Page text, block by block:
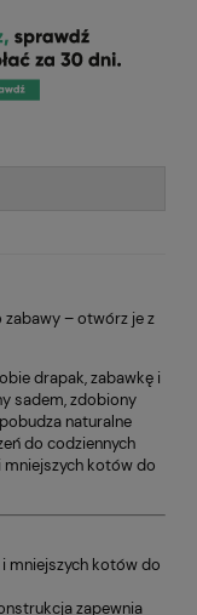
zabawy – otwórz je z
drapak, zabawkę i
sadem, zdobiony
naturalne
do codziennych
kotów do
mniejszych kotów do
zapewnia